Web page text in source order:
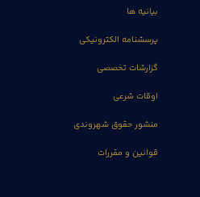
بیانیه ها
پرسشنامه الکترونیکی
گزارشات تخصصی
اوقات شرعی
منشور حقوق شهروندی
قوانین و مقررات